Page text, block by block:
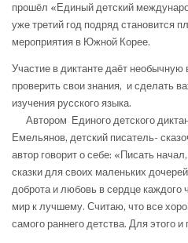
прошёл «Единый детский
уже третий год подряд становится
мероприятия в Южной Корее.
Участие в диктанте даёт
проверить свои знания, и сделать
изучения русского языка.
Автором Единого детского
Емельянов, детский писатель-
автор говорит о себе: «Писать
сказки для своих маленьких
доброта и любовь в сердце каждого
мир к лучшему. Считаю, что все
самого раннего детства. Для этого